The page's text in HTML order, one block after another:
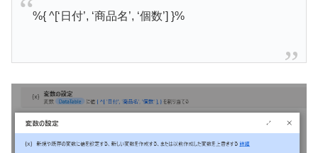
%{ ^[‘日付’, ‘商品名’, ‘個数’] }%